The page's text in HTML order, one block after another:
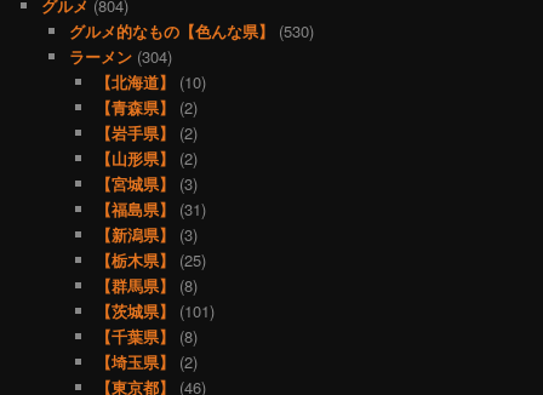
グルメ (804)
グルメ的なもの【色んな県】
(530)
ラーメン(304)
【北海道】
(10)
【青森県】
(2)
【岩手県】
(2)
【山形県】
(2)
【宮城県】
(3)
【福島県】
(31)
【新潟県】
(3)
【栃木県】
(25)
【群馬県】
(8)
【茨城県】
(101)
【千葉県】
(8)
【埼玉県】
(2)
【東京都】
(46)